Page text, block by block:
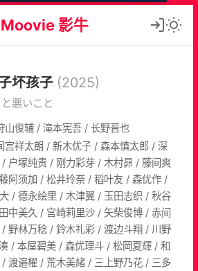
Moovie 影牛
坏孩子 (2025)
悪いこと
山俊辅 / 滝本宪吾 / 长野晋也
宫祥太朗 / 新木优子 / 森本慎太郎 / 深
/ 户塚纯贵 / 刚力彩芽 / 木村昴 / 藤间爽
阿须加 / 松井玲奈 / 稻叶友 / 森优作 /
/ 德永绘里 / 木津翼 / 玉田志织 / 秋谷
中美久 / 宫崎莉里沙 / 矢柴俊博 / 赤间
/ 野林万稔 / 鈴木礼彩 / 渡边斗翔 / 川野
/ 本屋碧美 / 森优理斗 / 松岡夏輝 / 和
/ 渡邉櫂 / 荒木美緒 / 三上野乃花 / 三多